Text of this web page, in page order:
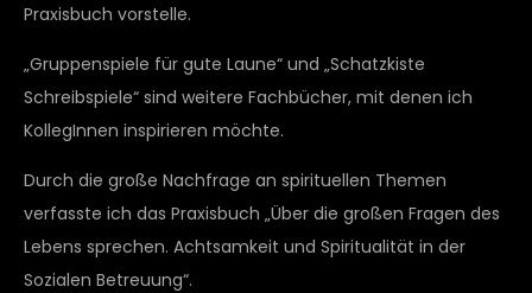
Praxisbuch vorstelle.
„Gruppenspiele für gute Laune“ und „Schatzkiste
Schreibspiele“ sind weitere Fachbücher, mit denen ich
KollegInnen inspirieren möchte.
Durch die große Nachfrage an spirituellen Themen
verfasste ich das Praxisbuch „Über die großen Fragen des
Lebens sprechen. Achtsamkeit und Spiritualität in der
Sozialen Betreuung“.